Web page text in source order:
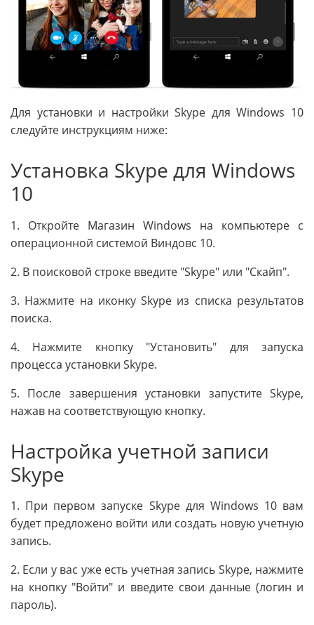
Для установки и настройки Skype для Windows 10
следуйте инструкциям ниже:
Установка Skype для Windows
10
1. Откройте Магазин Windows на компьютере с
операционной системой Виндовс 10.
2. В поисковой строке введите "Skype" или "Скайп".
3. Нажмите на иконку Skype из списка результатов
поиска.
4. Нажмите кнопку "Установить" для запуска
процесса установки Skype.
5. После завершения установки запустите Skype,
нажав на соответствующую кнопку.
Настройка учетной записи
Skype
1. При первом запуске Skype для Windows 10 вам
будет предложено войти или создать новую учетную
запись.
2. Если у вас уже есть учетная запись Skype, нажмите
на кнопку "Войти" и введите свои данные (логин и
пароль).